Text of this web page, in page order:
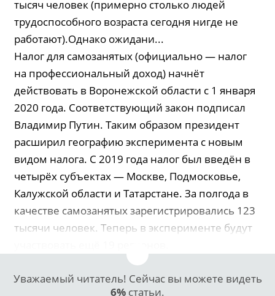
тысяч человек (примерно столько людей
трудоспособного возраста сегодня нигде не
работают).Однако ожидани...
Налог для самозанятых (официально — налог
на профессиональный доход) начнёт
действовать в Воронежской области с 1 января
2020 года. Соответствующий закон подписал
Владимир Путин. Таким образом президент
расширил географию эксперимента с новым
видом налога. С 2019 года налог был введён в
четырёх субъектах — Москве, Подмосковье,
Калужской области и Татарстане. За полгода в
качестве самозанятых зарегистрировались 123
тысячи человек. Теперь в эксперименте будут
Уважаемый читатель! Сейчас вы можете видеть
6% статьи.